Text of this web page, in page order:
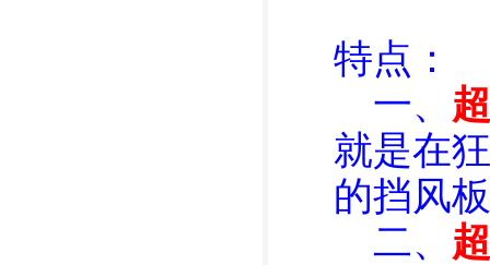
特点：
一、
就是在
的挡风
二、